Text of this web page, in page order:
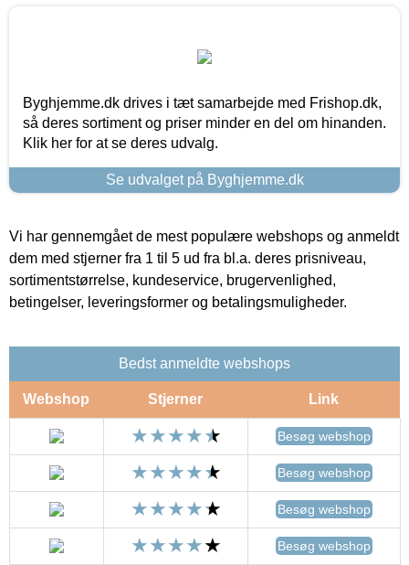
Byghjemme.dk drives i tæt samarbejde med Frishop.dk,
så deres sortiment og priser minder en del om hinanden.
Klik her for at se deres udvalg.
Se udvalget på Byghjemme.dk
Vi har gennemgået de mest populære webshops og anmeldt
dem med stjerner fra 1 til 5 ud fra bl.a. deres prisniveau,
sortimentstørrelse, kundeservice, brugervenlighed,
betingelser, leveringsformer og betalingsmuligheder.
Bedst anmeldte webshops
Webshop Stjerner Link
Besøg webshop
Besøg webshop
Besøg webshop
Besøg webshop